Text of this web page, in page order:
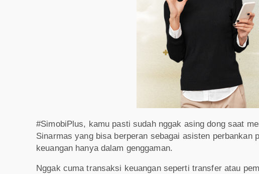
#SimobiPlus, kamu pasti sudah nggak asing dong saat
Sinarmas yang bisa berperan sebagai asisten
keuangan hanya dalam genggaman.
Nggak cuma transaksi keuangan seperti transfer atau